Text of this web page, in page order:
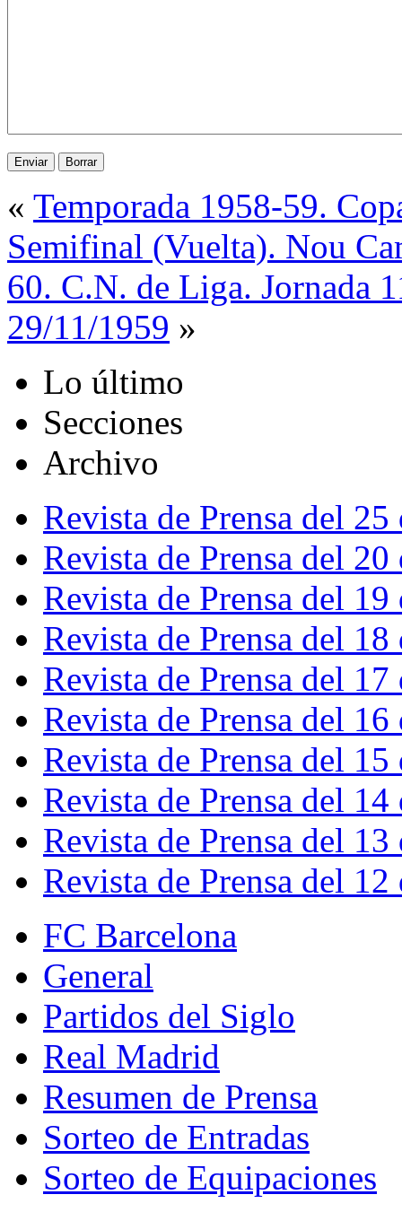
« Temporada 1958-59.
Semifinal (Vuelta). Nou
60. C.N. de Liga. Jornada
29/11/1959 »
Lo último
Secciones
Archivo
Revista de Prensa del
Revista de Prensa del
Revista de Prensa del
Revista de Prensa del
Revista de Prensa del
Revista de Prensa del
Revista de Prensa del
Revista de Prensa del
Revista de Prensa del
Revista de Prensa del
FC Barcelona
General
Partidos del Siglo
Real Madrid
Resumen de Prensa
Sorteo de Entradas
Sorteo de Equipaciones